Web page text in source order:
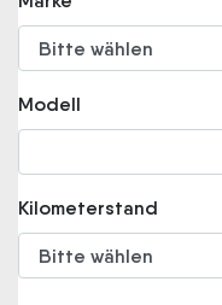
Modell
Kilometerstand